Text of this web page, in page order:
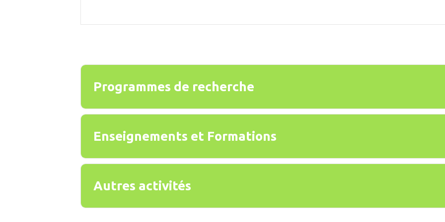
Programmes de recherche
Enseignements et Formations
Autres activités